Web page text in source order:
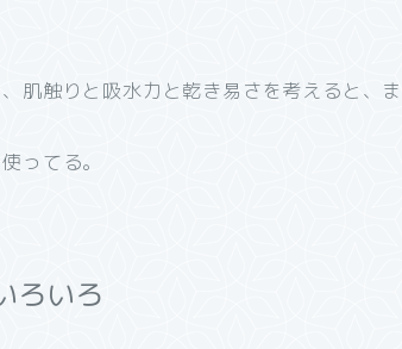
肌触りと吸水力と乾き易さを考えると、
ってる。
ろいろ